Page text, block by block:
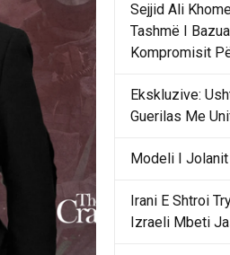
Sejjid Ali
Tashmë I
Kompromisit
Ekskluzive:
Guerilas Me
Modeli I
Irani E Shtroi
Izraeli Mbeti